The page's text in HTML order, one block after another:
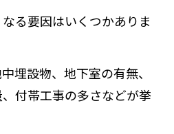
る要因はいくつかありま
埋設物、地下室の有無、
付帯工事の多さなどが挙